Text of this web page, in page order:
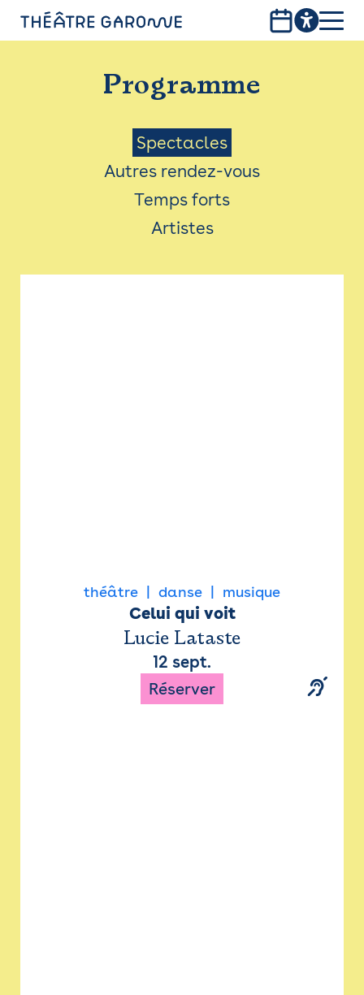
PROGRAMME
INFOS PRATIQUES
AVEC LES PUBLICS
ACCESSIBILITÉ
LES PRODUCTIONS
Programme
Menu
Saison
Spectacles
Autres rendez-vous
Temps forts
Artistes
théâtre danse musique
Celui qui voit
Lucie Lataste
12 sept.
Réserver